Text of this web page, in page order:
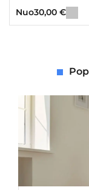
Nuo30,00 €